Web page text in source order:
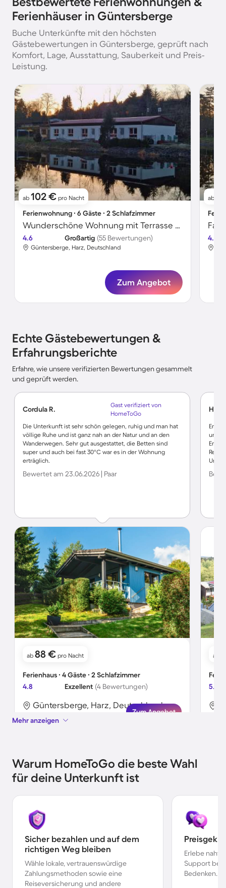
Ferienhäuser in Güntersberge
Buche Unterkünfte mit den höchsten
Gästebewertungen in Güntersberge, geprüft nach
Komfort, Lage, Ausstattung, Sauberkeit und Preis-
Leistung.
ab 102 € pro Nacht
Ferienwohnung ∙ 6 Gäste ∙ 2 Schlafzimmer
Wunderschöne Wohnung mit Terrasse und Garten | Seeblick
4.6 Großartig (55 Bewertungen)
Güntersberge, Harz, Deutschland
Zum Angebot
ab
4.7
Echte Gästebewertungen &
Erfahrungsberichte
Erfahre, wie unsere verifizierten Bewertungen gesammelt
und geprüft werden.
Cordula R.
Gast verifiziert von
HomeToGo
Die Unterkunft ist sehr schön gelegen, ruhig und man hat
völlige Ruhe und ist ganz nah an der Natur und an den
Wanderwegen. Sehr gut ausgestattet, die Betten sind
super und auch bei fast 30°C war es in der Wohnung
erträglich.
Bewertet am 23.06.2026 | Paar
ab 88 € pro Nacht
Ferienhaus ∙ 4 Gäste ∙ 2 Schlafzimmer
4.8
Exzellent (4 Bewertungen)
Güntersberge, Harz, Deutschland
Zum Angebot
ab
5.0
Mehr anzeigen
Warum HomeToGo die beste Wahl
für deine Unterkunft ist
Sicher bezahlen und auf dem
richtigen Weg bleiben
Wähle lokale, vertrauenswürdige
Zahlungsmethoden sowie eine
Reiseversicherung und andere
Erlebe
Support bei
Bedenken.